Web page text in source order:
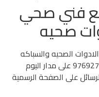
فني صحي
صحيه
الصحيه والسباكه
المنزليه من خلال التواصل معنا 97692735 على مدار اليوم
على الصفحة الرسمية